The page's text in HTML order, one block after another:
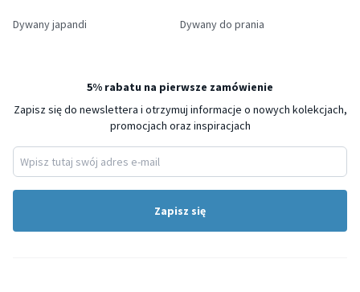
Dywany japandi Dywany do prania
5% rabatu na pierwsze zamówienie
Zapisz się do newslettera i otrzymuj informacje o nowych kolekcjach,
promocjach oraz inspiracjach
Zapisz się